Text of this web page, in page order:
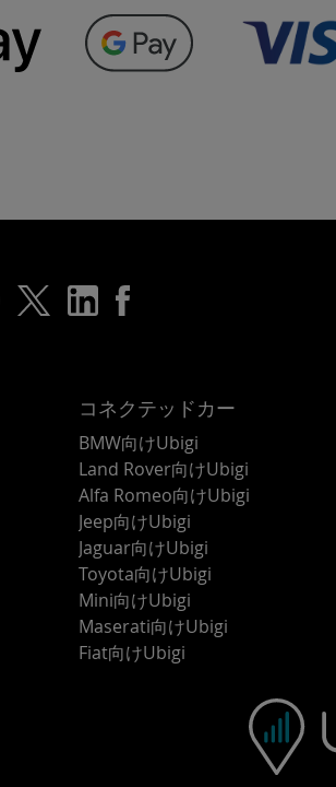
コネクテッドカー
BMW向けUbigi
Land Rover向けUbigi
Alfa Romeo向けUbigi
Jeep向けUbigi
Jaguar向けUbigi
Toyota向けUbigi
Mini向けUbigi
Maserati向けUbigi
Fiat向けUbigi